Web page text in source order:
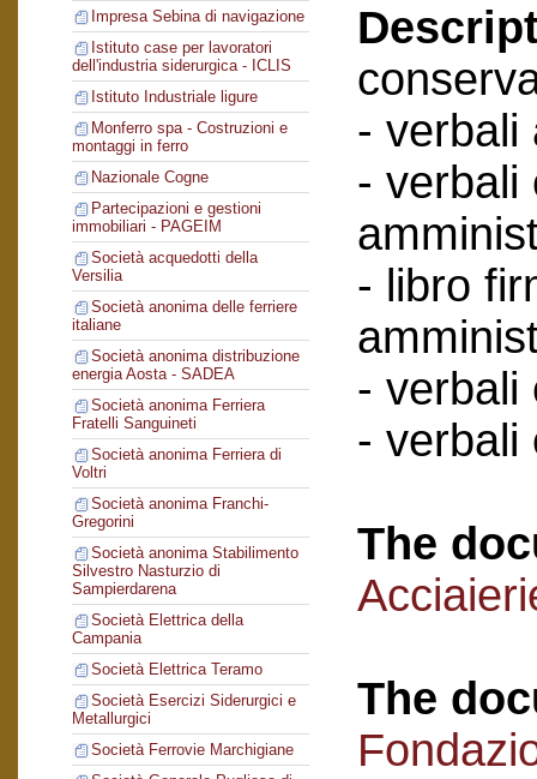
Impresa Sebina di navigazione
Istituto case per lavoratori
dell'industria siderurgica - ICLIS
Istituto Industriale ligure
Monferro spa - Costruzioni e
montaggi in ferro
Nazionale Cogne
Partecipazioni e gestioni
immobiliari - PAGEIM
Società acquedotti della
Versilia
Società anonima delle ferriere
italiane
Società anonima distribuzione
energia Aosta - SADEA
Società anonima Ferriera
Fratelli Sanguineti
Società anonima Ferriera di
Voltri
Società anonima Franchi-
Gregorini
Società anonima Stabilimento
Silvestro Nasturzio di
Sampierdarena
Società Elettrica della
Campania
Società Elettrica Teramo
Società Esercizi Siderurgici e
Metallurgici
Società Ferrovie Marchigiane
- verbali
- verbali
- libro
- verbali
- verbali
The
The